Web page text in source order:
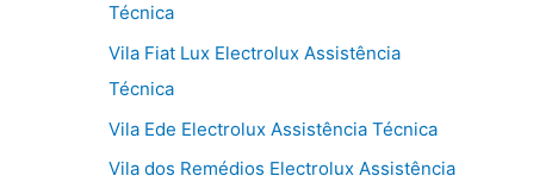
Técnica
Vila Fiat Lux Electrolux Assistência
Técnica
Vila Ede Electrolux Assistência Técnica
Vila dos Remédios Electrolux Assistência